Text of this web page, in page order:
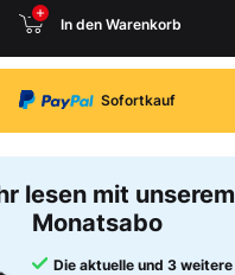
In den Warenkorb
Sofortkauf
lesen mit unserem
Monatsabo
Die aktuelle und 3 weitere